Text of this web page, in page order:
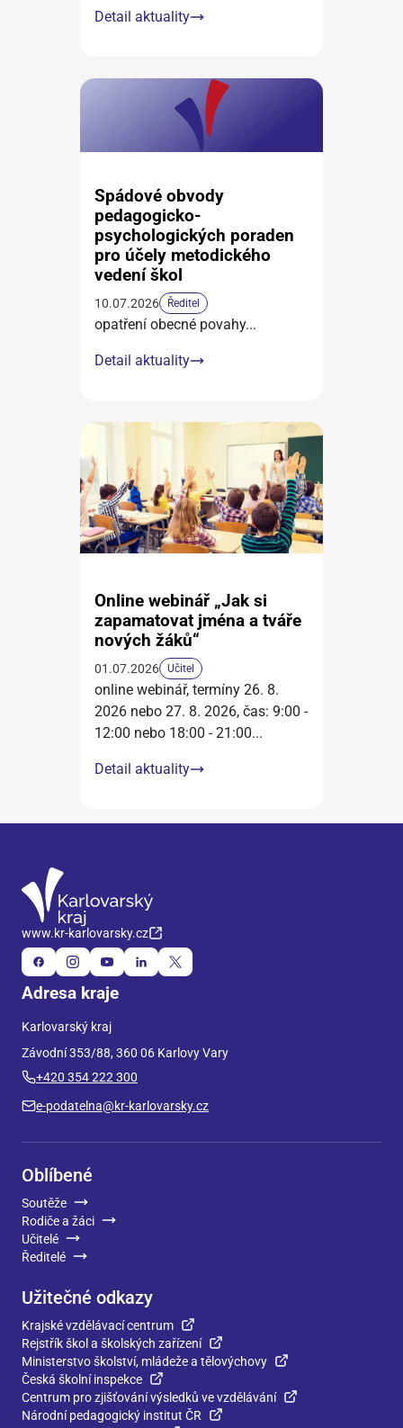
Detail aktuality
Spádové obvody
pedagogicko-
psychologických poraden
pro účely metodického
vedení škol
10.07.2026 Ředitel
opatření obecné povahy...
Detail aktuality
Online webinář „Jak si
zapamatovat jména a tváře
nových žáků“
01.07.2026 Učitel
online webinář, termíny 26. 8.
2026 nebo 27. 8. 2026, čas: 9:00 -
12:00 nebo 18:00 - 21:00...
Detail aktuality
www.kr-karlovarsky.cz
Adresa kraje
Karlovarský kraj
Závodní 353/88, 360 06 Karlovy Vary
+420 354 222 300
e-podatelna@kr-karlovarsky.cz
Oblíbené
Soutěže
Rodiče a žáci
Učitelé
Ředitelé
Užitečné odkazy
Krajské vzdělávací centrum
Rejstřík škol a školských zařízení
Ministerstvo školství, mládeže a tělovýchovy
Česká školní inspekce
Centrum pro zjišťování výsledků ve vzdělávání
Národní pedagogický institut ČR